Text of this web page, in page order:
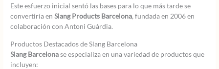
Este esfuerzo inicial sentó las bases para lo que más tarde se
convertiría enSlang Products Barcelona, fundada en 2006 en
colaboración con Antoni Guàrdia.
Productos Destacados de Slang Barcelona
Slang Barcelonase especializa en una variedad de productos que
incluyen: